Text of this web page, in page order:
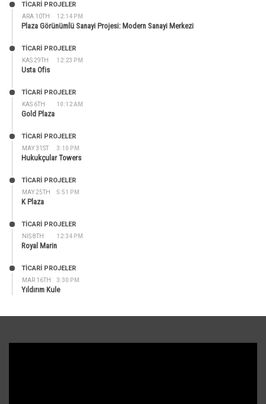
ARA 10TH 12:14 PM
TİCARİ PROJELER
Plaza Görünümlü Sanayi Projesi: Modern Sanayi Merkezi
KAS 29TH 12:23 PM
TİCARİ PROJELER
Usta Ofis
KAS 6TH 10:12 AM
TİCARİ PROJELER
Gold Plaza
MAY 31ST 3:10 PM
TİCARİ PROJELER
Hukukçular Towers
MAY 25TH 5:51 PM
TİCARİ PROJELER
K Plaza
NIS 8TH 12:34 PM
TİCARİ PROJELER
Royal Marin
MAR 16TH 3:30 PM
TİCARİ PROJELER
Yıldırım Kule